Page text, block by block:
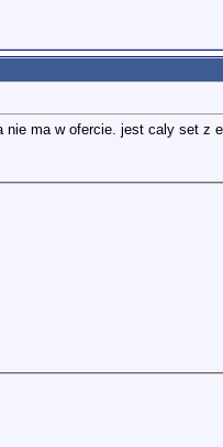
ma w ofercie. jest caly set z